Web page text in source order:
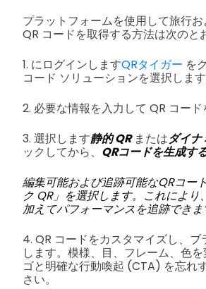
プラットフォームを使用して旅行
QR コードを取得する方法は次のと
1. にログインしますQRタイガー を
コード ソリューションを選択します
2. 必要な情報を入力して QR コード
3. 選択します静的 QRまたはダイナ
ックしてから、 QRコードを生成す
編集可能および追跡可能なQRコー
ク QR」を選択します。これにより
加えてパフォーマンスを追跡できま
4. QR コードをカスタマイズし、ブ
します。模様、目、フレーム、色
ゴと明確な行動喚起 (CTA) を忘れ
さい。